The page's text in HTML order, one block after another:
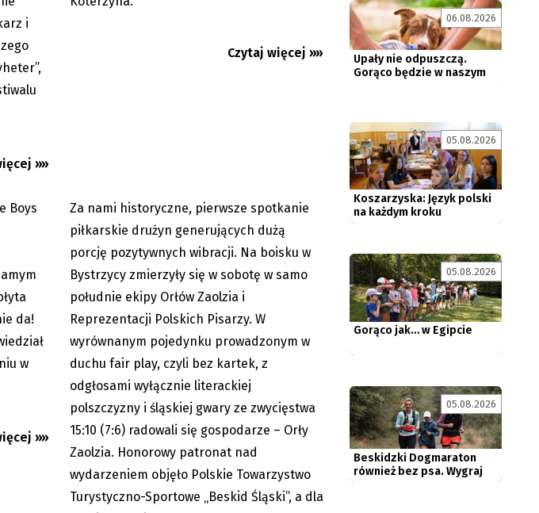
i
»»
Czytaj więcej »»
08.06.2026
Boys
da!
w
»»
07.06.2026
Za nami historyczne, pierwsze spotkanie
piłkarskie drużyn generujących dużą
porcję pozytywnych wibracji. Na boisku w
Bystrzycy zmierzyły się w sobotę w samo
południe ekipy Orłów Zaolzia i
Reprezentacji Polskich Pisarzy. W
wyrównanym pojedynku prowadzonym w
duchu fair play, czyli bez kartek, z
odgłosami wyłącznie literackiej
polszczyzny i śląskiej gwary ze zwycięstwa
15:10 (7:6) radowali się gospodarze – Orły
Zaolzia. Honorowy patronat nad
wydarzeniem objęło Polskie Towarzystwo
Turystyczno-Sportowe „Beskid Śląski”, a dla
06.08.2026
Upały nie odpuszczą.
Gorąco będzie w naszym
regionie...
05.08.2026
Koszarzyska: Język polski
na każdym kroku
05.08.2026
Gorąco jak… w Egipcie
05.08.2026
Beskidzki Dogmaraton
również bez psa. Wygraj
darmowe...